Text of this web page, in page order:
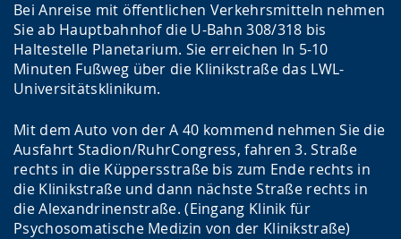
Bei Anreise mit öffentlichen Verkehrsmitteln nehmen
Sie ab Hauptbahnhof die U-Bahn 308/318 bis
Haltestelle Planetarium. Sie erreichen In 5-10
Minuten Fußweg über die Klinikstraße das LWL-
Universitätsklinikum.
Mit dem Auto von der A 40 kommend nehmen Sie die
Ausfahrt Stadion/RuhrCongress, fahren 3. Straße
rechts in die Küppersstraße bis zum Ende rechts in
die Klinikstraße und dann nächste Straße rechts in
die Alexandrinenstraße. (Eingang Klinik für
Psychosomatische Medizin von der Klinikstraße)